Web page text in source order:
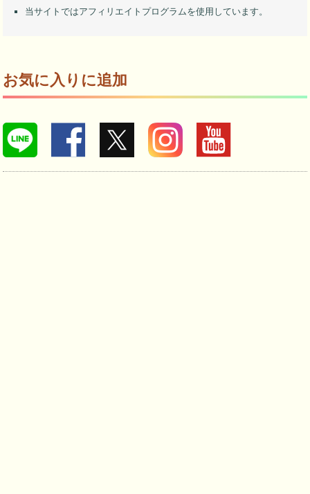
当サイトではアフィリエイトプログラムを使用しています。
お気に入りに追加